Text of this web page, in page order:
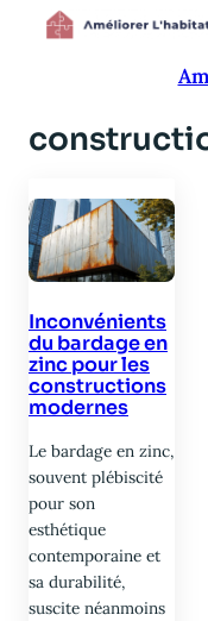
Aller
Inconvénients
du bardage en
zinc pour les
constructions
modernes
Le bardage en zinc,
souvent plébiscité
pour son
esthétique
contemporaine et
sa durabilité,
suscite néanmoins